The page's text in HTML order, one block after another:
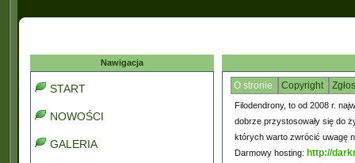
Nawigacja
START
NOWOŚCI
GALERIA
O stronie Copyright
Filodendrony, to od 2008 r.
dobrze przystosowały się do
których warto zwrócić uwagę
Darmowy hosting: http://